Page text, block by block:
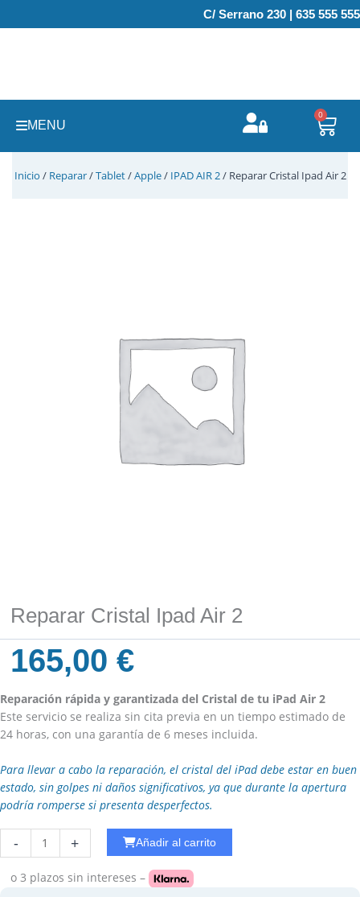
al
C/ Serrano 230 | 635 555 555
MENU
0
Inicio / Reparar/Tablet/Apple/ IPAD AIR 2/ Reparar Cristal Ipad Air 2
Reparar Cristal Ipad Air 2
165,00€
Reparación rápida y garantizada del Cristal de tu iPad Air 2
Este servicio se realiza sin cita previa en un tiempo estimado de
24 horas, con una garantía de 6 meses incluida.
Para llevar a cabo la reparación, el cristal del iPad debe estar en buen
estado, sin golpes ni daños significativos, ya que durante la apertura
podría romperse si presenta desperfectos.
-
Cobertura
Ipad
+ Añadir al carrito
o 3 plazos sin intereses –